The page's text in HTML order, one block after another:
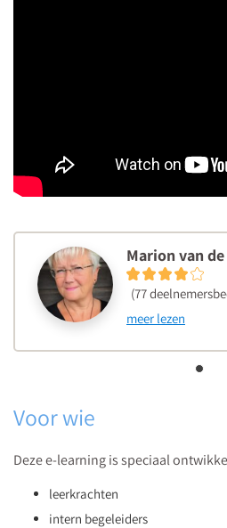
Marion van
(77
meer lezen
Voor wie
Deze e-learning is speciaal
leerkrachten
intern begeleiders